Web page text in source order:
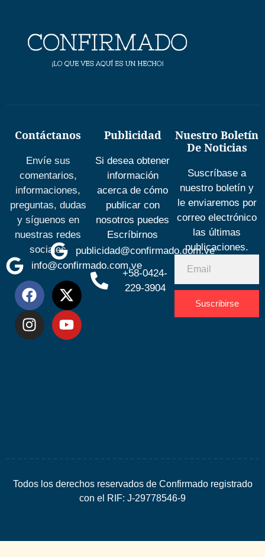
Contáctanos
Envíe sus
comentarios,
informaciones,
preguntas, dudas
y síguenos en
nuestras redes
sociales
info@confirmado.com.ve
Publicidad
Si desea obtener
información
acerca de cómo
publicar con
nosotros puedes
Escríbirnos
publicidad@confirmado.com.ve
+58-0424-
229-3904
Nuestro Boletín
De Noticias
Suscríbase a
nuestro boletín y
le enviaremos por
correo electrónico
las últimas
publicaciones.
Suscribirse
Todos los derechos reservados de Confirmado registrado
con el RIF: J-29778546-9